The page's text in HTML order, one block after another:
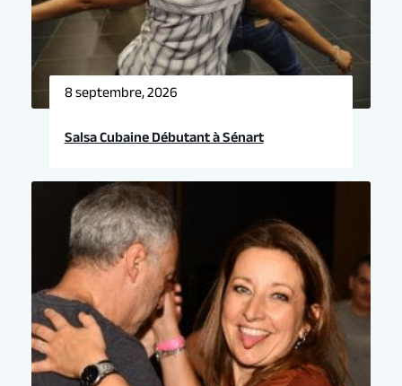
8 septembre, 2026
Salsa Cubaine Débutant à Sénart